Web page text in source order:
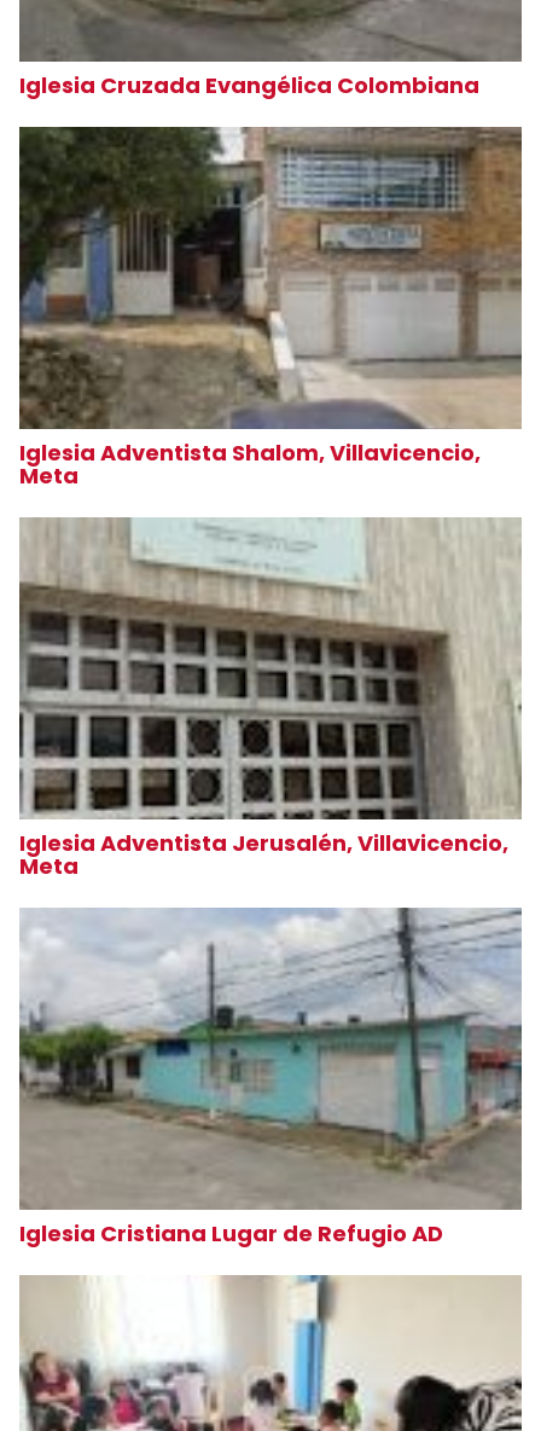
Iglesia Cruzada Evangélica Colombiana
Iglesia Adventista Shalom, Villavicencio,
Meta
Iglesia Adventista Jerusalén, Villavicencio,
Meta
Iglesia Cristiana Lugar de Refugio AD